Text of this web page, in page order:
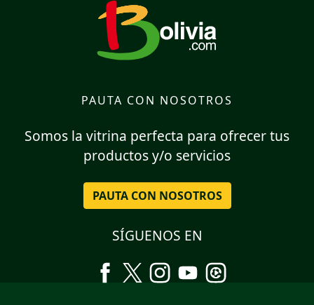
PAUTA CON NOSOTROS
Somos la vitrina perfecta para ofrecer tus
productos y/o servicios
PAUTA CON NOSOTROS
SÍGUENOS EN